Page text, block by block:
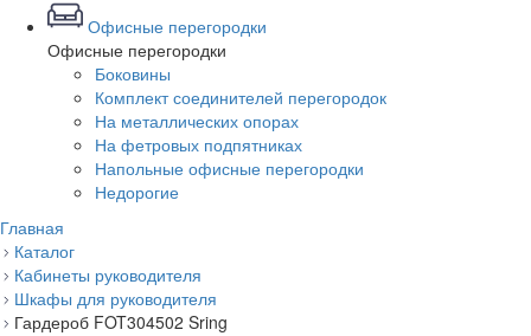
Офисные перегородки
Офисные перегородки
Боковины
Комплект соединителей перегородок
На металлических опорах
На фетровых подпятниках
Напольные офисные перегородки
Недорогие
Главная
Каталог
Кабинеты руководителя
Шкафы для руководителя
Гардероб FOT304502 Sring